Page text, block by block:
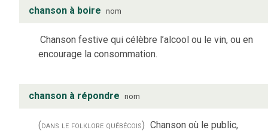
chanson à boire nom
Chanson festive qui célèbre l’alcool ou le vin, ou en
encourage la consommation.
chanson à répondre nom
(dans le folklore québécois) Chanson où le public,